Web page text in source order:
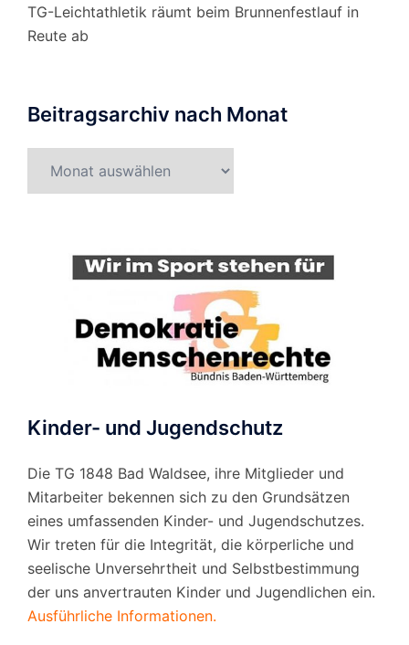
TG-Leichtathletik räumt beim Brunnenfestlauf in
Reute ab
Beitragsarchiv nach Monat
nach
Kinder- und Jugendschutz
Die TG 1848 Bad Waldsee, ihre Mitglieder und
Mitarbeiter bekennen sich zu den Grundsätzen
eines umfassenden Kinder- und Jugendschutzes.
Wir treten für die Integrität, die körperliche und
seelische Unversehrtheit und Selbstbestimmung
der uns anvertrauten Kinder und Jugendlichen ein.
Ausführliche Informationen.